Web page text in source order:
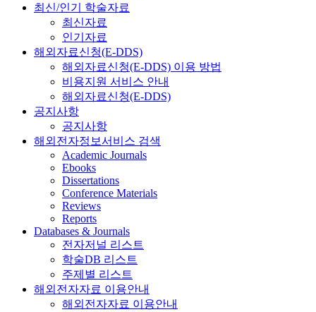
최신/인기 학술자료
최신자료
인기자료
해외자료신청(E-DDS)
해외자료신청(E-DDS) 이용 방법
비용지원 서비스 안내
해외자료신청(E-DDS)
공지사항
공지사항
해외전자정보서비스 검색
Academic Journals
Ebooks
Dissertations
Conference Materials
Reviews
Reports
Databases & Journals
전자저널 리스트
학술DB 리스트
주제별 리스트
해외전자자료 이용안내
해외전자자료 이용안내